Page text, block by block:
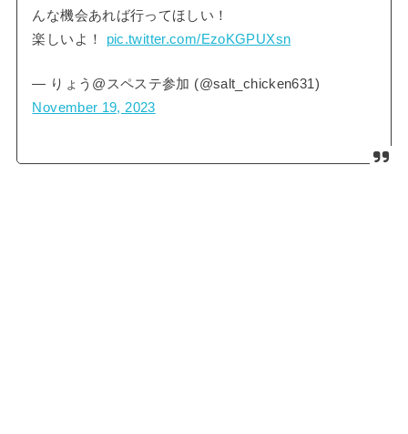
んな機会あれば行ってほしい！
楽しいよ！ pic.twitter.com/EzoKGPUXsn
— りょう@スペステ参加 (@salt_chicken631)
November 19, 2023